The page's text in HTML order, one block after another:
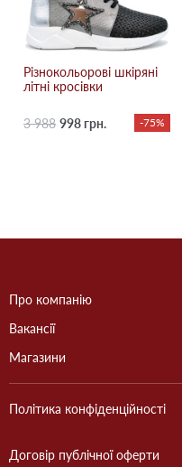
Різнокольорові шкіряні
літні кросівки
3 988 998 грн. -75%
Про компанію
Вакансії
Магазини
Політика конфіденційності
Договір публічної оферти